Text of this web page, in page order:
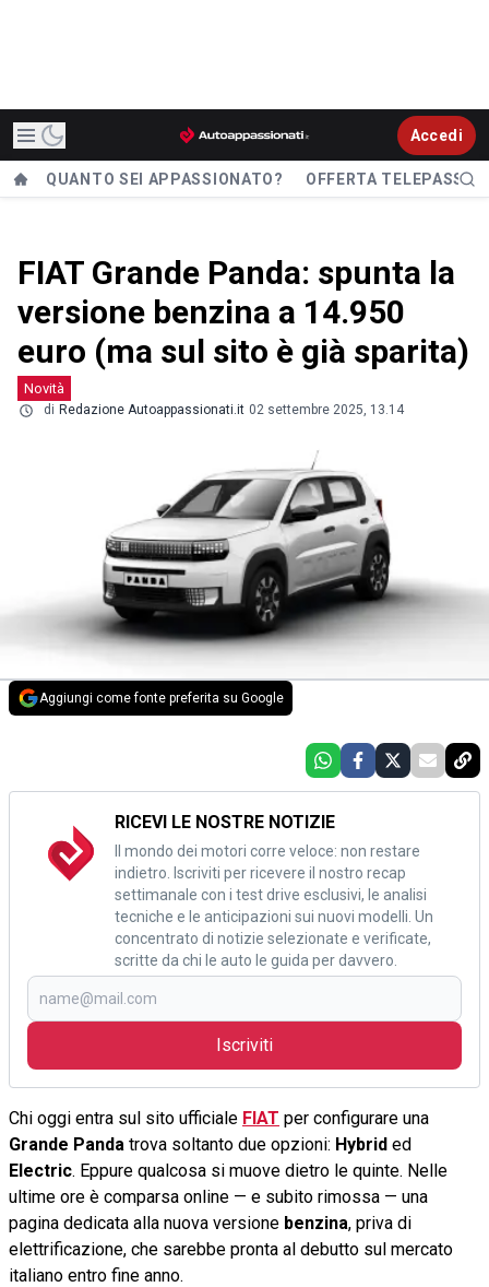
Accedi
QUANTO SEI APPASSIONATO? OFFERTA TELEPASS
FIAT Grande Panda: spunta la
versione benzina a 14.950
euro (ma sul sito è già sparita)
Novità
di Redazione Autoappassionati.it 02 settembre 2025, 13.14
Aggiungi come fonte preferita su Google
RICEVI LE NOSTRE NOTIZIE
Il mondo dei motori corre veloce: non restare
indietro. Iscriviti per ricevere il nostro recap
settimanale con i test drive esclusivi, le analisi
tecniche e le anticipazioni sui nuovi modelli. Un
concentrato di notizie selezionate e verificate,
scritte da chi le auto le guida per davvero.
Iscriviti
Chi oggi entra sul sito ufficiale FIAT per configurare una
Grande Panda trova soltanto due opzioni: Hybrid ed
Electric. Eppure qualcosa si muove dietro le quinte. Nelle
ultime ore è comparsa online — e subito rimossa — una
pagina dedicata alla nuova versione benzina, priva di
elettrificazione, che sarebbe pronta al debutto sul mercato
italiano entro fine anno.